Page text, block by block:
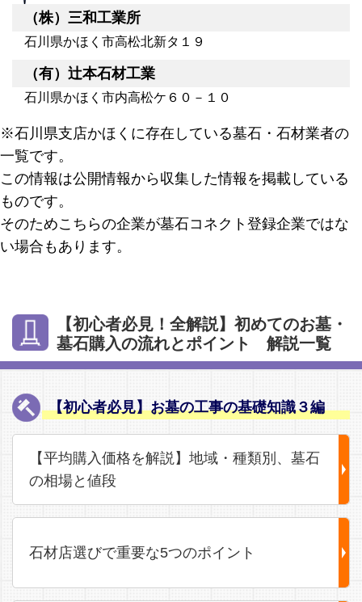
（株）三和工業所
石川県かほく市高松北新タ１９
（有）辻本石材工業
石川県かほく市内高松ケ６０－１０
※石川県支店かほくに存在している墓石・石材業者の
一覧です。
この情報は公開情報から収集した情報を掲載している
ものです。
そのためこちらの企業が墓石コネクト登録企業ではな
い場合もあります。
【初心者必見！全解説】初めてのお墓・
墓石購入の流れとポイント 解説一覧
【初心者必見】お墓の工事の基礎知識３編
【平均購入価格を解説】地域・種類別、墓石
の相場と値段
石材店選びで重要な5つのポイント